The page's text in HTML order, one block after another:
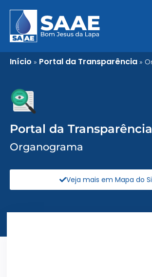
Início » Portal da Transparência »
Portal da Transparência
Organograma
Veja mais em Mapa do